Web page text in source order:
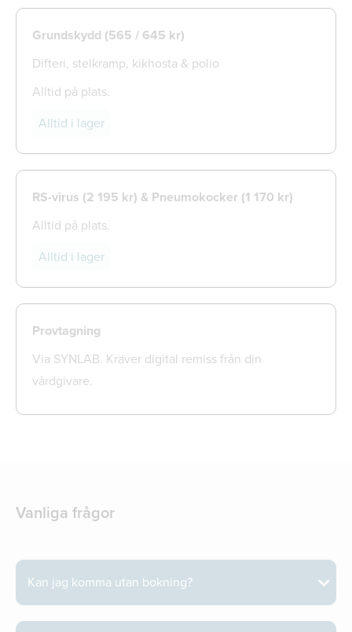
Grundskydd (565 / 645 kr)
Difteri, stelkramp, kikhosta & polio
Alltid på plats.
Alltid i lager
RS-virus (2 195 kr) & Pneumokocker (1 170 kr)
Alltid på plats.
Alltid i lager
Provtagning
Via SYNLAB. Kräver digital remiss från din
vårdgivare.
Vanliga frågor
Kan jag komma utan bokning?